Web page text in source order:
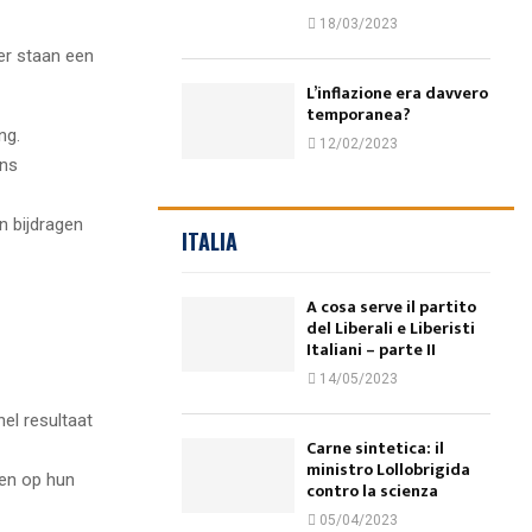
staan een
bijdragen
resultaat
op hun
18/03/2023
L’inflazione era davvero
temporanea?
12/02/2023
ITALIA
A cosa serve il partito
del Liberali e Liberisti
Italiani – parte II
14/05/2023
Carne sintetica: il
ministro Lollobrigida
contro la scienza
05/04/2023